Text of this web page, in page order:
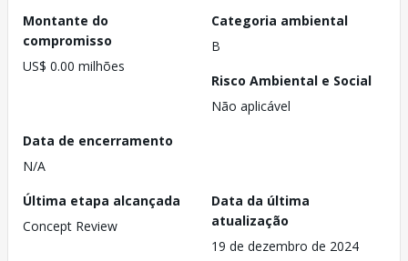
Montante do
compromisso
US$ 0.00 milhões
Categoria ambiental
B
Risco Ambiental e Social
Não aplicável
Data de encerramento
N/A
Última etapa alcançada
Concept Review
Data da última
atualização
19 de dezembro de 2024